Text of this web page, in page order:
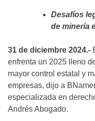
Desafíos
de minería
31 de diciembre 2024.-
enfrenta un 2025 lleno
mayor control estatal y
empresas, dijo a
especializada en
Andrés Abogado.